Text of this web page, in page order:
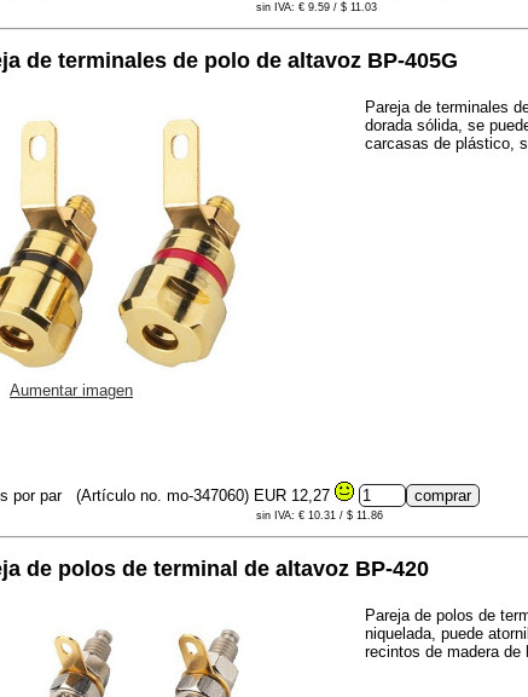
sin IVA: € 9.59 / $ 11.03
de terminales de polo de altavoz BP-405G
Aumentar imagen
Pareja de terminales
dorada sólida, se
carcasas de plástico,
por par (Artículo no. mo-347060) EUR 12,27
sin IVA: € 10.31 / $ 11.86
de polos de terminal de altavoz BP-420
Pareja de polos de
niquelada, puede
recintos de madera de